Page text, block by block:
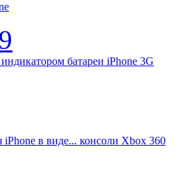
батареи iPhone 3G
iPhone в виде... консоли Xbox 360